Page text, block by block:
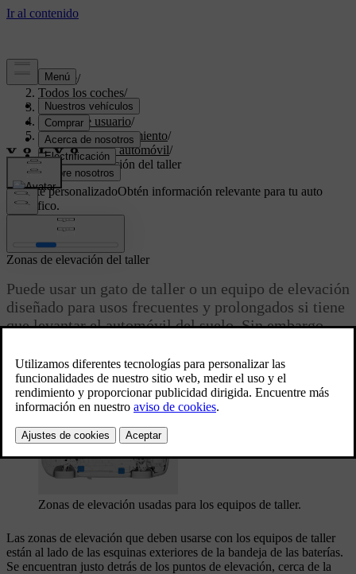
Soporte/
Todos los coches/
XC60 2024/
Manual de usuario/
Cuidado y mantenimiento/
Elevación del automóvil/
Zonas de elevación del taller
Soporte personalizadoObtén información relevante para tu auto
específico.
Iniciar sesión
Actualizado 01/08/2025
Zonas de elevación del taller
Puede usar un gato de taller o un equipo de elevación
diseñado para usos frecuentes y prolongados si tiene
que levantar el automóvil del suelo. Sin embargo,
dentro de las zonas de elevación del automóvil.
Zonas de elevación usadas para los equipos de taller.
Las zonas de elevación que deben usarse con los equipos de taller
están al lado de las esquinas exteriores de la bandeja de las baterías.
Se encuentran justo detrás de los puntos de elevación, cerca de la